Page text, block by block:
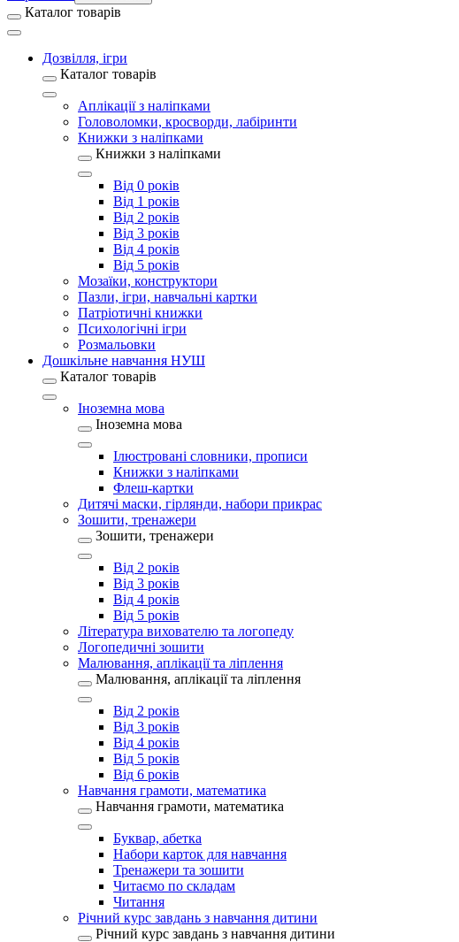
Каталог товарів
Дозвілля, ігри
Каталог товарів
Аплікації з наліпками
Головоломки, кросворди, лабіринти
Книжки з наліпками
Книжки з наліпками
Від 0 років
Від 1 років
Від 2 років
Від 3 років
Від 4 років
Від 5 років
Мозаїки, конструктори
Пазли, ігри, навчальні картки
Патріотичні книжки
Психологічні ігри
Розмальовки
Дошкільне навчання НУШ
Каталог товарів
Іноземна мова
Іноземна мова
Ілюстровані словники, прописи
Книжки з наліпками
Флеш-картки
Дитячі маски, гірлянди, набори прикрас
Зошити, тренажери
Зошити, тренажери
Від 2 років
Від 3 років
Від 4 років
Від 5 років
Література вихователю та логопеду
Логопедичні зошити
Малювання, аплікації та ліплення
Малювання, аплікації та ліплення
Від 2 років
Від 3 років
Від 4 років
Від 5 років
Від 6 років
Навчання грамоти, математика
Навчання грамоти, математика
Буквар, абетка
Набори карток для навчання
Тренажери та зошити
Читаємо по складам
Читання
Річний курс завдань з навчання дитини
Річний курс завдань з навчання дитини